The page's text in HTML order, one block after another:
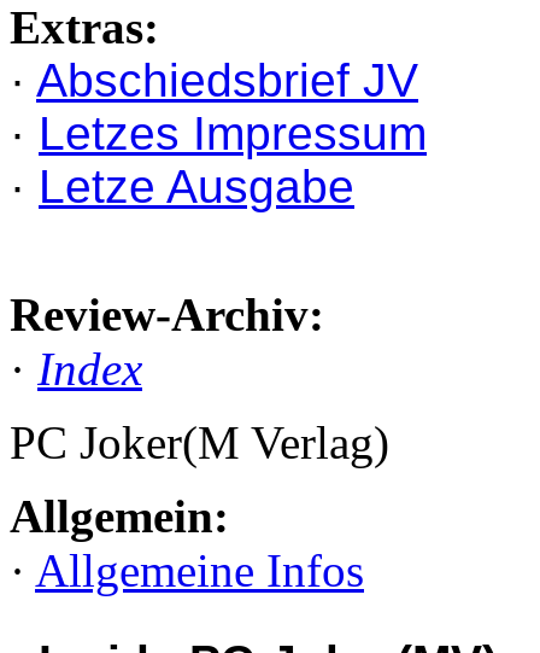
Extras:
· Abschiedsbrief JV
· Letzes Impressum
· Letze Ausgabe
Review-Archiv:
· Index
PC Joker(M Verlag)
Allgemein:
· Allgemeine Infos